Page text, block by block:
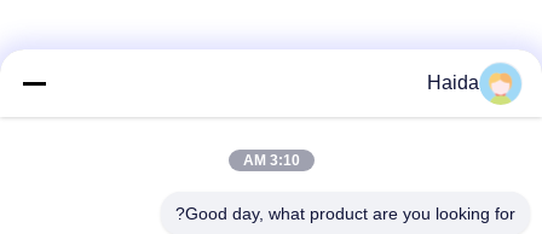
آدرس
Haida
3:10 AM
Good day, what product are you looking for?